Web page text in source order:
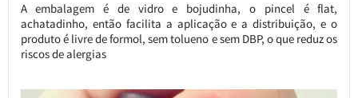
A embalagem é de vidro e bojudinha, o pincel é flat,
achatadinho, então facilita a aplicação e a distribuição, e o
produto é livre de formol, sem tolueno e sem DBP, o que reduz os
riscos de alergias